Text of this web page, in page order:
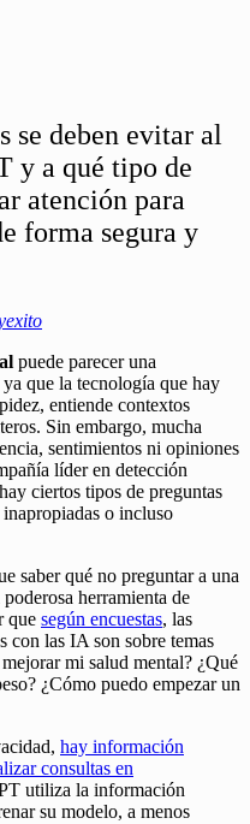
se deben evitar al
y a qué tipo de
atención para
forma segura y
puede parecer una
que la tecnología que hay
entiende contextos
Sin embargo, mucha
sentimientos ni opiniones
líder en detección
ciertos tipos de preguntas
inapropiadas o incluso
saber qué no preguntar a una
herramienta de
que según encuestas, las
con las IA son sobre temas
mi salud mental? ¿Qué
¿Cómo puedo empezar un
hay información
consultas en
utiliza la información
su modelo, a menos